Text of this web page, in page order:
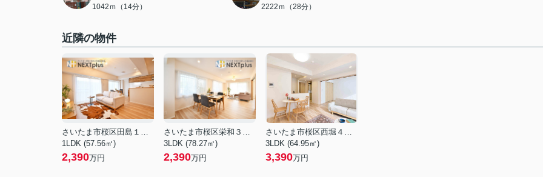
1042ｍ（14分） 2222ｍ（28分）
近隣の物件
さいたま市桜区田島１０丁目
1LDK (57.56㎡)
2,390万円
さいたま市桜区栄和３丁目
3LDK (78.27㎡)
2,390万円
さいたま市桜区西堀４丁目
3LDK (64.95㎡)
3,390万円